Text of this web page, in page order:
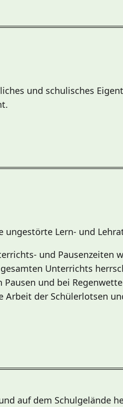
und schulisches
ungestörte Lern- und
und Pausenzeiten
Unterrichts
Pausen und bei
Arbeit der Schülerlotsen
auf dem Schulgelände